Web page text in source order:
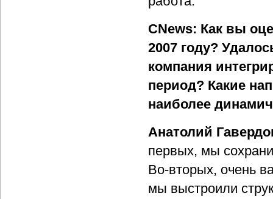
CNews: Как вы
2007 году?
компания
период? Какие
наиболее
Анатолий
первых, мы
Во-вторых, очень
мы выстроили